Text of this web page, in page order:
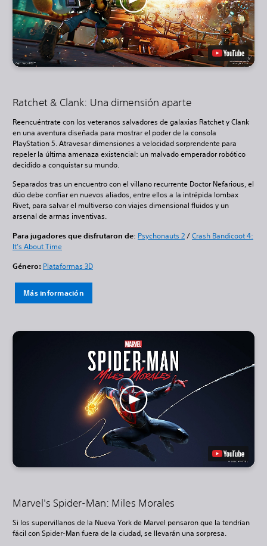
Ratchet & Clank: Una dimensión aparte
Reencuéntrate con los veteranos salvadores de galaxias Ratchet y Clank
en una aventura diseñada para mostrar el poder de la consola
PlayStation 5. Atravesar dimensiones a velocidad sorprendente para
repeler la última amenaza existencial: un malvado emperador robótico
decidido a conquistar su mundo.
Separados tras un encuentro con el villano recurrente Doctor Nefarious, el
dúo debe confiar en nuevos aliados, entre ellos a la intrépida lombax
Rivet, para salvar el multiverso con viajes dimensional fluidos y un
arsenal de armas inventivas.
Para jugadores que disfrutaron de: Psychonauts 2/Crash Bandicoot 4:
It’s About Time
Género: Plataformas 3D
Más información
Marvel's Spider-Man: Miles Morales
Si los supervillanos de la Nueva York de Marvel pensaron que la tendrían
fácil con Spider-Man fuera de la ciudad, se llevarán una sorpresa.